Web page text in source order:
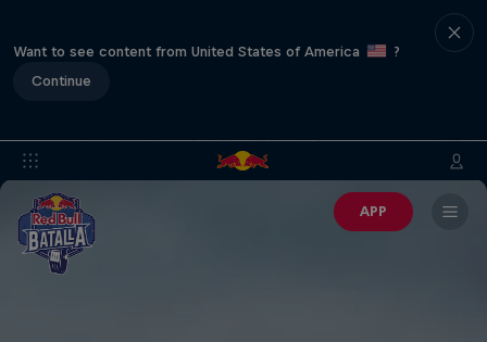
Want to see content from United States of America
?
Continue
APP